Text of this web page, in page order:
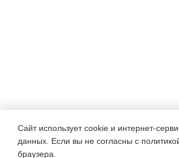
Сайт использует cookie и интернет-
данных. Если вы не согласны с
браузера.